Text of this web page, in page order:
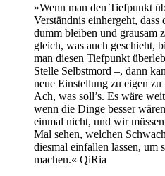
»Wenn man den Tiefpunkt
Verständnis einhergeht,
dumm bleiben und grausam
gleich, was auch geschieht,
man diesen Tiefpunkt
Stelle Selbstmord –, dann
neue Einstellung zu eigen zu
Ach, was soll’s. Es wäre
wenn die Dinge besser
einmal nicht, und wir
Mal sehen, welchen
diesmal einfallen lassen, um
machen.« QiRia